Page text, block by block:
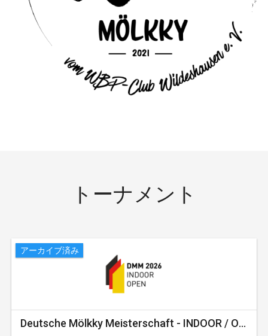
トーナメント
アーカイブ済み
Deutsche Mölkky Meisterschaft - INDOOR / OPEN